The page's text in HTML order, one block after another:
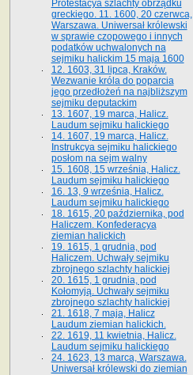
Protestacya szlachty obrządku
greckiego. 11. 1600, 20 czerwca,
Warszawa. Uniwersał królewski
w sprawie czopowego i innych
podatków uchwalonych na
sejmiku halickim 15 maja 1600
12. 1603, 31 lipca, Kraków.
Wezwanie króla do poparcia
jego przedłożeń na najbliższym
sejmiku deputackim
13. 1607, 19 marca, Halicz.
Laudum sejmiku halickiego
14. 1607, 19 marca, Halicz.
Instrukcya sejmiku halickiego
posłom na sejm walny
15. 1608, 15 września, Halicz.
Laudum sejmiku halickiego
16. 13, 9 września, Halicz.
Laudum sejmiku halickiego
18. 1615, 20 października, pod
Haliczem. Konfederacya
ziemian halickich
19. 1615, 1 grudnia, pod
Haliczem. Uchwały sejmiku
zbrojnego szlachty halickiej
20. 1615, 1 grudnia, pod
Kołomyją. Uchwały sejmiku
zbrojnego szlachty halickiej
21. 1618, 7 maja, Halicz
Laudum ziemian halickich.
22. 1619, 11 kwietnia, Halicz.
Laudum sejmiku halickiego
24. 1623, 13 marca, Warszawa.
Uniwersał królewski do ziemian